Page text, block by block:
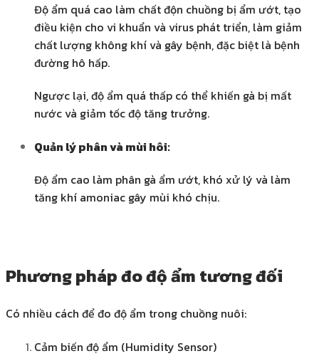
Độ ẩm quá cao làm chất độn chuồng bị ẩm ướt, tạo
điều kiện cho vi khuẩn và virus phát triển, làm giảm
chất lượng không khí và gây bệnh, đặc biệt là bệnh
đường hô hấp.
Ngược lại, độ ẩm quá thấp có thể khiến gà bị mất
nước và giảm tốc độ tăng trưởng.
Quản lý phân và mùi hôi:
Độ ẩm cao làm phân gà ẩm ướt, khó xử lý và làm
tăng khí amoniac gây mùi khó chịu.
Phương pháp đo độ ẩm tương đối
Có nhiều cách để đo độ ẩm trong chuồng nuôi:
Cảm biến độ ẩm (Humidity Sensor)